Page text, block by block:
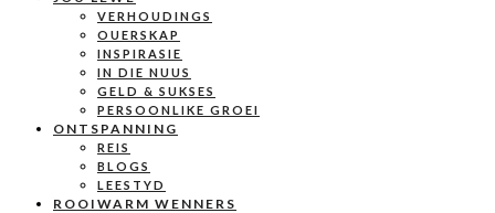
VERHOUDINGS
OUERSKAP
INSPIRASIE
IN DIE NUUS
GELD & SUKSES
PERSOONLIKE GROEI
ONTSPANNING
REIS
BLOGS
LEESTYD
ROOIWARM WENNERS